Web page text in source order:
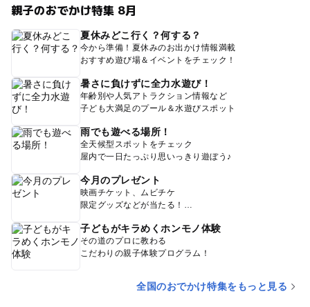
親子のおでかけ特集 8月
夏休みどこ行く？何する？
今から準備！夏休みのお出かけ情報満載
おすすめ遊び場＆イベントをチェック！
暑さに負けずに全力水遊び！
年齢別や人気アトラクション情報など
子ども大満足のプール＆水遊びスポット
雨でも遊べる場所！
全天候型スポットをチェック
屋内で一日たっぷり思いっきり遊ぼう♪
今月のプレゼント
映画チケット、ムビチケ
限定グッズなどが当たる！
子どもがキラめくホンモノ体験
その道のプロに教わる
こだわりの親子体験プログラム！
全国のおでかけ特集をもっと見る